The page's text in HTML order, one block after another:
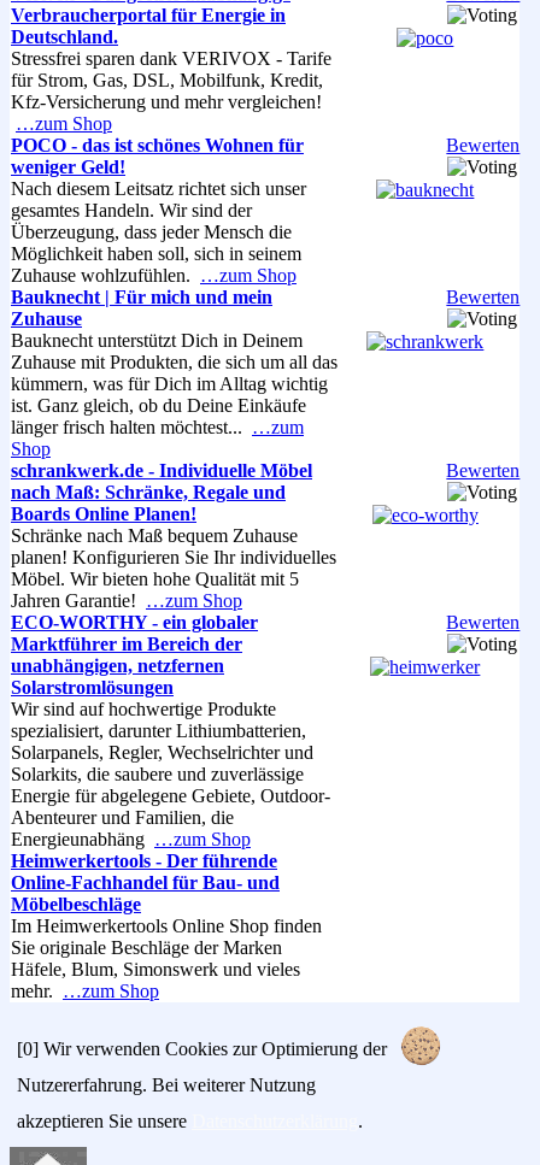
Verbraucherportal für Energie in
Deutschland.
Stressfrei sparen dank VERIVOX - Tarife
für Strom, Gas, DSL, Mobilfunk, Kredit,
Kfz-Versicherung und mehr vergleichen!
…zum Shop
POCO - das ist schönes Wohnen für
weniger Geld!
Nach diesem Leitsatz richtet sich unser
gesamtes Handeln. Wir sind der
Überzeugung, dass jeder Mensch die
Möglichkeit haben soll, sich in seinem
Zuhause wohlzufühlen. …zum Shop
Bewerten
Bauknecht | Für mich und mein
Zuhause
Bauknecht unterstützt Dich in Deinem
Zuhause mit Produkten, die sich um all das
kümmern, was für Dich im Alltag wichtig
ist. Ganz gleich, ob du Deine Einkäufe
länger frisch halten möchtest... …zum
Shop
Bewerten
schrankwerk.de - Individuelle Möbel
nach Maß: Schränke, Regale und
Boards Online Planen!
Schränke nach Maß bequem Zuhause
planen! Konfigurieren Sie Ihr individuelles
Möbel. Wir bieten hohe Qualität mit 5
Jahren Garantie! …zum Shop
Bewerten
ECO-WORTHY - ein globaler
Marktführer im Bereich der
unabhängigen, netzfernen
Solarstromlösungen
Wir sind auf hochwertige Produkte
spezialisiert, darunter Lithiumbatterien,
Solarpanels, Regler, Wechselrichter und
Solarkits, die saubere und zuverlässige
Energie für abgelegene Gebiete, Outdoor-
Abenteurer und Familien, die
Energieunabhäng …zum Shop
Bewerten
Heimwerkertools - Der führende
Online-Fachhandel für Bau- und
Möbelbeschläge
Im Heimwerkertools Online Shop finden
Sie originale Beschläge der Marken
Häfele, Blum, Simonswerk und vieles
mehr. …zum Shop
[0] Wir verwenden Cookies zur Optimierung der
Nutzererfahrung. Bei weiterer Nutzung
akzeptieren Sie unsere
.